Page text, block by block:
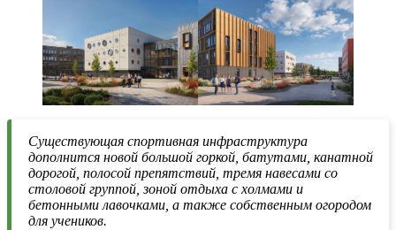
Существующая спортивная инфраструктура
дополнится новой большой горкой, батутами, канатной
дорогой, полосой препятствий, тремя навесами со
столовой группой, зоной отдыха с холмами и
бетонными лавочками, а также собственным огородом
для учеников.